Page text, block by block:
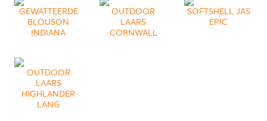
GEWATTEERDE
BLOUSON
INDIANA
OUTDOOR
LAARS
CORNWALL
SOFTSHELL JAS
EPIC
OUTDOOR
LAARS
HIGHLANDER
LANG